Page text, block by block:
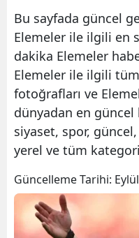
Bu sayfada güncel
Elemeler ile ilgili en
dakika Elemeler
Elemeler ile ilgili
fotoğrafları ve
dünyadan en güncel
siyaset, spor,
yerel ve tüm
Güncelleme Tarihi: